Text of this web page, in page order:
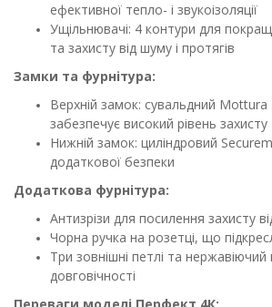
ефективної тепло- і звукоізоляції
Ущільнювачі: 4 контури для
та захисту від шуму і протягів
Замки та фурнітура:
Верхній замок: сувальдний
забезпечує високий рівень захисту
Нижній замок: циліндровий
додаткової безпеки
Додаткова фурнітура:
Антизрізи для посилення захисту
Чорна ручка на розетці, що
Три зовнішні петлі та нержавіючий
довговічності